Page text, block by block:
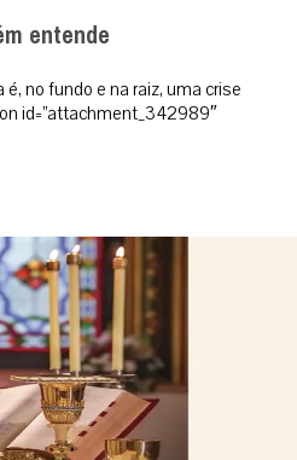
entende
no fundo e na raiz, uma crise
id=”attachment_342989″